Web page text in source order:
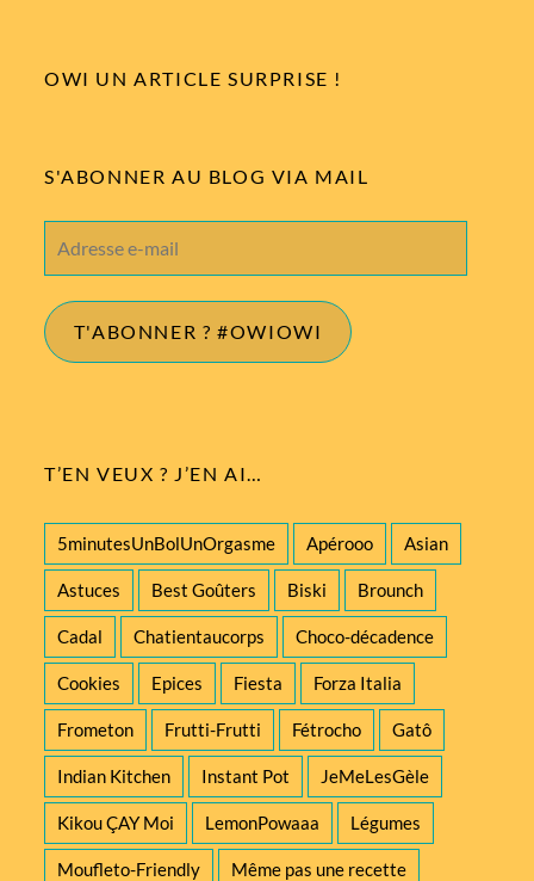
OWI UN ARTICLE SURPRISE !
S'ABONNER AU BLOG VIA MAIL
e-
T'ABONNER ? #OWIOWI
T’EN VEUX ? J’EN AI…
5minutesUnBolUnOrgasme Apérooo Asian
Astuces Best Goûters Biski Brounch
Cadal Chatientaucorps Choco-décadence
Cookies Epices Fiesta Forza Italia
Frometon Frutti-Frutti Fétrocho Gatô
Indian Kitchen Instant Pot JeMeLesGèle
Kikou ÇAY Moi LemonPowaaa Légumes
Moufleto-Friendly Même pas une recette